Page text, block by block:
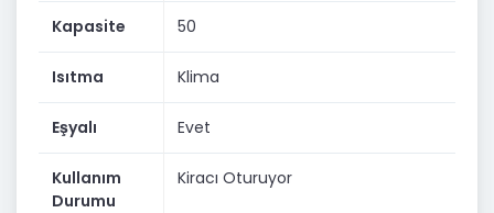
Kapasite 50
Isıtma Klima
Eşyalı Evet
Kullanım
Durumu
Kiracı Oturuyor